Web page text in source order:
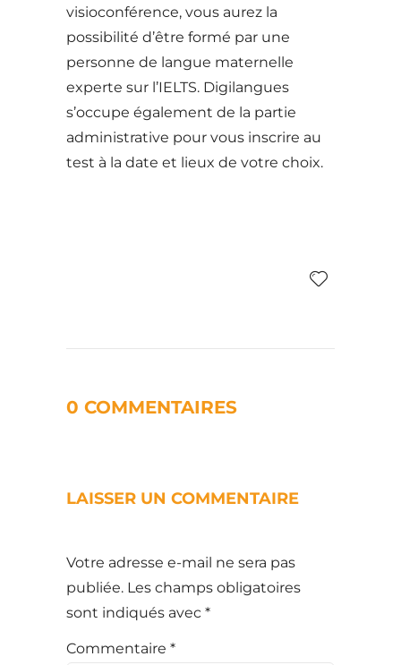
visioconférence, vous aurez la
possibilité d’être formé par une
personne de langue maternelle
experte sur l’IELTS. Digilangues
s’occupe également de la partie
administrative pour vous inscrire au
test à la date et lieux de votre choix.
0 COMMENTAIRES
LAISSER UN COMMENTAIRE
Votre adresse e-mail ne sera pas
publiée. Les champs obligatoires
sont indiqués avec *
Commentaire *